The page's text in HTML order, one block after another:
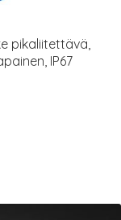
pikaliitettävä,
IP67